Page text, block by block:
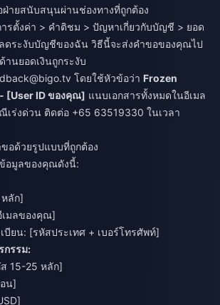
ายสนับสนุนผ่านช่องทางที่ถูกต้อง
รตั้งค่า > คำติชม > ปัญหาเกี่ยวกับบัญชี > ยอด
ลดระงับบัญชีของฉัน วิธีนี้จะส่งคำขอของคุณไป
านยอดเงินถูกระงับ
โดยใช้หัวข้อว่า Frozen
[User ID ของคุณ] แนบเอกสารทั้งหมดในอีเมล
เร่งด่วน ติดต่อ +65 63519330 ในเวลา
อด้วยรูปแบบที่ถูกต้อง
อมูลของคุณดังนี้:
หลัก]
เมลของคุณ]
บียน: [รหัสประเทศ + เบอร์โทรศัพท์]
กรรม:
15-25 หลัก]
น]